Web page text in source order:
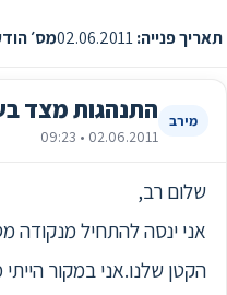
תאריך פנייה: מס׳
מירב התנהגות מצד
02.06.2011 • 09:23
שלום רב,
הקטן שלנו.אני במקור